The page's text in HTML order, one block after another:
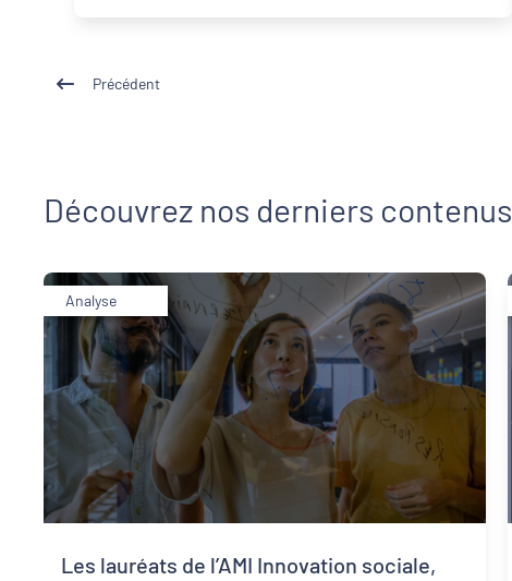
Précédent
Découvrez nos derniers contenus
Analyse
Les lauréats de l’AMI Innovation sociale,